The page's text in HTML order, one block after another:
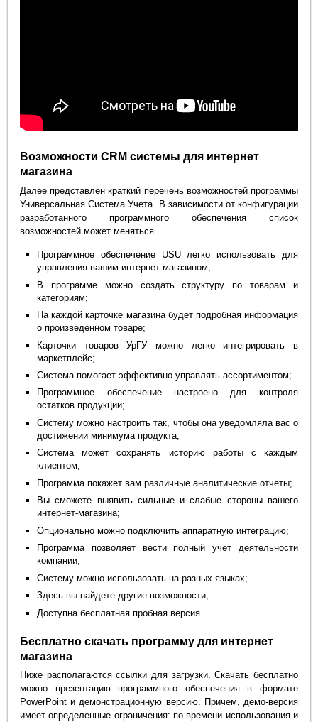
Возможности CRM системы для интернет
магазина
Далее представлен краткий перечень возможностей программы
Универсальная Система Учета. В зависимости от конфигурации
разработанного программного обеспечения список
возможностей может меняться.
Программное обеспечение USU легко использовать для
управления вашим интернет-магазином;
В программе можно создать структуру по товарам и
категориям;
На каждой карточке магазина будет подробная информация
о произведенном товаре;
Карточки товаров УрГУ можно легко интегрировать в
маркетплейс;
Система помогает эффективно управлять ассортиментом;
Программное обеспечение настроено для контроля
остатков продукции;
Систему можно настроить так, чтобы она уведомляла вас о
достижении минимума продукта;
Система может сохранять историю работы с каждым
клиентом;
Программа покажет вам различные аналитические отчеты;
Вы сможете выявить сильные и слабые стороны вашего
интернет-магазина;
Опционально можно подключить аппаратную интеграцию;
Программа позволяет вести полный учет деятельности
компании;
Систему можно использовать на разных языках;
Здесь вы найдете другие возможности;
Доступна бесплатная пробная версия.
Бесплатно скачать программу для интернет
магазина
Ниже располагаются ссылки для загрузки. Скачать бесплатно
можно презентацию программного обеспечения в формате
PowerPoint и демонстрационную версию. Причем, демо-версия
имеет определенные ограничения: по времени использования и